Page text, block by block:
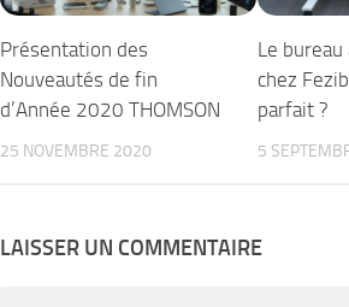
Présentation des
Nouveautés de fin
d’Année 2020 THOMSON
25 NOVEMBRE 2020
Le
chez
parfait ?
5
LAISSER UN COMMENTAIRE